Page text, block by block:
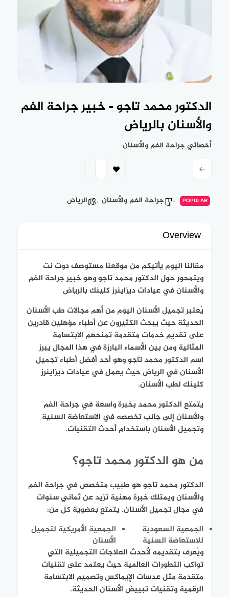
الدكتور محمد تاجو – خبير جراحة الفم
والأسنان بالرياض
أخصائي جراحة الفم والأسنان
POPULAR جراحة الفم والأسنان الرياض
Overview
مقالنا اليوم يأتيكم من موقعنامستوصف دوت نت
ويتمحور حول الدكتور محمد تاجو وهو خبير جراحة الفم
والأسنان في عيادات ديزاينرز كلينك بالرياض
يُعتبر تجميل الأسنان اليوم من أهم مجالات طب الأسنان
الحديثة حيث يبحث الكثيرون عن أطباء مؤهلين قادرين
على تقديم خدمات متقدمة تمنحهم الابتسامة
المثالية ومن بين الأسماء البارزة في هذا المجال يبرز
اسم الدكتور محمد تاجو وهو أحد أفضل أطباء تجميل
الأسنان في الرياض حيث يعمل في عيادات ديزاينرز
كلينك لطب الأسنان.
يتمتع الدكتور محمد بخبرة واسعة في جراحة الفم
والأسنان إلى جانب تخصصه في الاستعاضة السنية
وتجميل الأسنان باستخدام أحدث التقنيات.
من هو الدكتور محمد تاجو؟
الدكتور محمد تاجو هو طبيب متخصص في جراحة الفم
والأسنان ويمتلك خبرة مهنية تزيد عن ثماني سنوات
في مجال تجميل الأسنان. يتمتع بعضوية كل من:
الجمعية السعودية
للاستعاضة السنية
الجمعية الأمريكية لتجميل
الأسنان
ويُعرف بتقديمه لأحدث العلاجات التجميلية التي
تواكب التطورات العالمية حيث يعتمد على تقنيات
متقدمة مثل عدسات الإيماكس وتصميم الابتسامة
الرقمية وتقنيات تبييض الأسنان الحديثة.